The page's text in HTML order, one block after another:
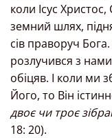
коли Ісус
земний шлях,
сів праворуч
розлучився з нами,
обіцяв. І коли ми
Його, то Він
двоє чи троє
18: 20).